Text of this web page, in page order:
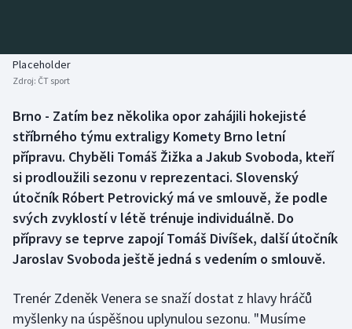
Biatlon
Boby a skeleton
Box
Curling
Dostihy
Futsal
Aplikace ČT sport
AZ kvíz
Placeholder
Zdroj: ČT sport
Brno - Zatím bez několika opor zahájili hokejisté
stříbrného týmu extraligy Komety Brno letní
přípravu. Chyběli Tomáš Žižka a Jakub Svoboda, kteří
si prodloužili sezonu v reprezentaci. Slovenský
útočník Róbert Petrovický má ve smlouvě, že podle
svých zvyklostí v létě trénuje individuálně. Do
přípravy se teprve zapojí Tomáš Divíšek, další útočník
Jaroslav Svoboda ještě jedná s vedením o smlouvě.
Trenér Zdeněk Venera se snaží dostat z hlavy hráčů
myšlenky na úspěšnou uplynulou sezonu. "Musíme